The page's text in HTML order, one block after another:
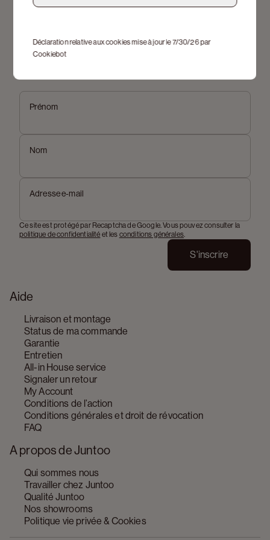
Déclaration relative aux cookies mise à jour le 7/30/26 par
Cookiebot
Aide
Livraison et montage
Status de ma commande
Garantie
Entretien
All-in House service
Signaler un retour
My Account
Conditions de l’action
Conditions générales et droit de révocation
FAQ
A propos de Juntoo
Qui sommes nous
Travailler chez Juntoo
Qualité Juntoo
Nos showrooms
Politique vie privée & Cookies
Prénom
Nom
Adresse e-mail
Ce site est protégé par Recaptcha de Google. Vous pouvez consulter la
politique de confidentialité et les conditions générales.
S'inscrire